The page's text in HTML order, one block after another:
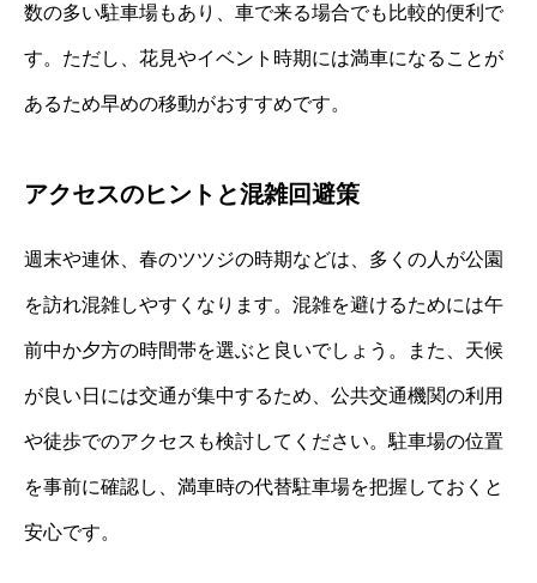
数の多い駐車場もあり、車で来る場合でも比較的便利で
す。ただし、花見やイベント時期には満車になることが
あるため早めの移動がおすすめです。
アクセスのヒントと混雑回避策
週末や連休、春のツツジの時期などは、多くの人が公園
を訪れ混雑しやすくなります。混雑を避けるためには午
前中か夕方の時間帯を選ぶと良いでしょう。また、天候
が良い日には交通が集中するため、公共交通機関の利用
や徒歩でのアクセスも検討してください。駐車場の位置
を事前に確認し、満車時の代替駐車場を把握しておくと
安心です。